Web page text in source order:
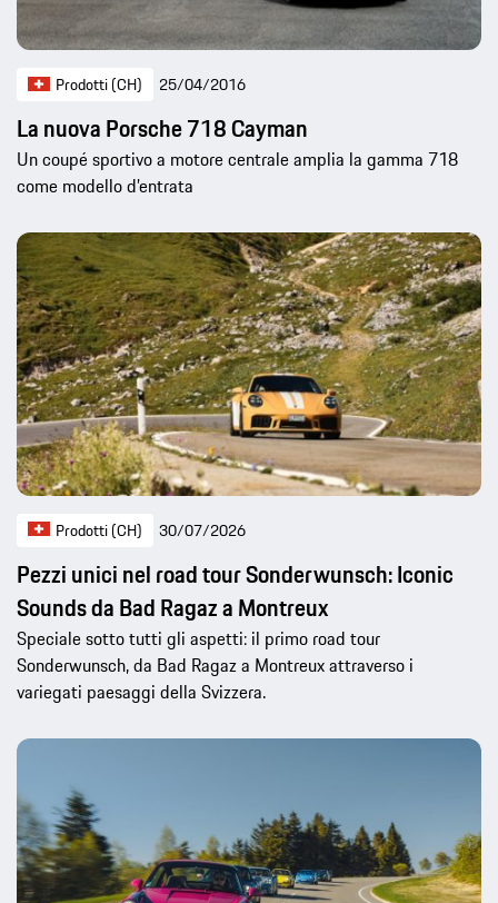
Prodotti (CH) 25/04/2016
La nuova Porsche 718 Cayman
Un coupé sportivo a motore centrale amplia la gamma 718
come modello d’entrata
Prodotti (CH) 30/07/2026
Pezzi unici nel road tour Sonderwunsch: Iconic
Sounds da Bad Ragaz a Montreux
Speciale sotto tutti gli aspetti: il primo road tour
Sonderwunsch, da Bad Ragaz a Montreux attraverso i
variegati paesaggi della Svizzera.